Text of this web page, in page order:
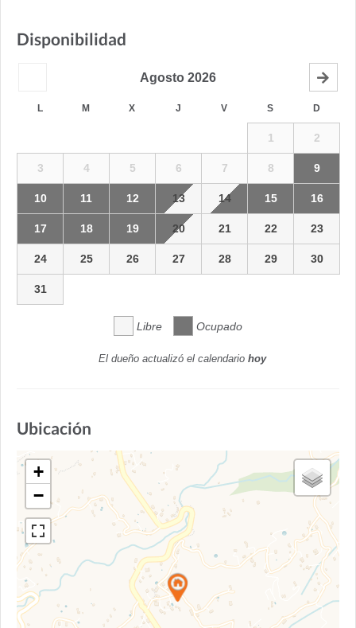
Disponibilidad
Agosto 2026
L M X J V S D
1 2
3 4 5 6 7 8 9
10 11 12 13 14 15 16
17 18 19 20 21 22 23
24 25 26 27 28 29 30
31
Libre Ocupado
El dueño actualizó el calendario hoy
Ubicación
+
−